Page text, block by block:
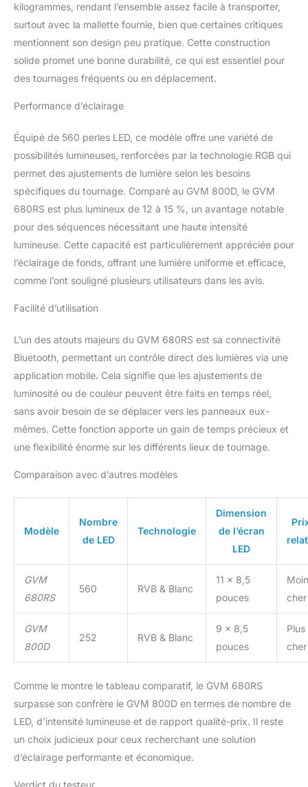
police cars, lightning,
paparazzi, disco, party,
broken bulbs, camera
lighting for zoom, webex,
web conferencing,
lighting for video
connect the Bluetooth of
the studio light via the
mobile phone, and you
can use the APP to
temperature (3200K-
5600K), hue, pure color,
scenes can be remotely
controlled on your
mobile phone to make it
master mode and other
GVM lights as slave
mode, which allows you
to easily control all lights
【TOWING ELECTRIC
POWER METHODS】This
zoom computer light can
adapter (included) or a
for indoor or outdoor
use. Package includes: 3
x RGB video lights, 3 x
power cord, 3 x adapter,
3 x diffuser, 3 x folding
pages, 3 x light holder, 1
x bag of Transportation,
kilogrammes, rendant l’ensemble assez facile à transporter,
surtout avec la mallette fournie, bien que certaines critiques
mentionnent son design peu pratique. Cette construction
solide promet une bonne durabilité, ce qui est essentiel pour
des tournages fréquents ou en déplacement.
Performance d’éclairage
Équipé de 560 perles LED, ce modèle offre une variété de
possibilités lumineuses, renforcées par la technologie RGB qui
permet des ajustements de lumière selon les besoins
spécifiques du tournage. Comparé au GVM 800D, le GVM
680RS est plus lumineux de 12 à 15 %, un avantage notable
pour des séquences nécessitant une haute intensité
lumineuse. Cette capacité est particulièrement appréciée pour
l’éclairage de fonds, offrant une lumière uniforme et efficace,
comme l’ont souligné plusieurs utilisateurs dans les avis.
Facilité d’utilisation
L’un des atouts majeurs du GVM 680RS est sa connectivité
Bluetooth, permettant un contrôle direct des lumières via une
application mobile. Cela signifie que les ajustements de
luminosité ou de couleur peuvent être faits en temps réel,
sans avoir besoin de se déplacer vers les panneaux eux-
mêmes. Cette fonction apporte un gain de temps précieux et
une flexibilité énorme sur les différents lieux de tournage.
Comparaison avec d’autres modèles
Modèle
Nombre
de LED
Technologie
Dimension
de l’écran
LED
GVM
680RS
560 RVB & Blanc
11 x 8,5
pouces
cher
GVM
800D
252 RVB & Blanc
9 x 8,5
pouces
Plus
cher
Comme le montre le tableau comparatif, le GVM 680RS
surpasse son confrère le GVM 800D en termes de nombre de
LED, d’intensité lumineuse et de rapport qualité-prix. Il reste
un choix judicieux pour ceux recherchant une solution
d’éclairage performante et économique.